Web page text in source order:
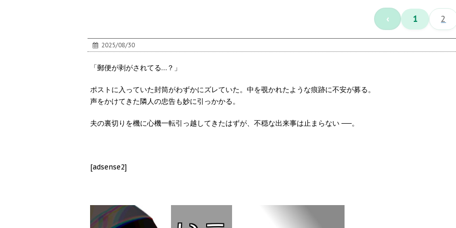
‹ 1 2
2025/08/30
「郵便が剥がされてる…？」
ポストに入っていた封筒がわずかにズレていた。中を覗かれたような痕跡に不安が募る。
声をかけてきた隣人の忠告も妙に引っかかる。
夫の裏切りを機に心機一転引っ越してきたはずが、不穏な出来事は止まらない ──。
[adsense2]